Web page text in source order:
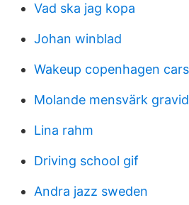
Vad ska jag kopa
Johan winblad
Wakeup copenhagen
Molande mensvärk
Lina rahm
Driving school gif
Andra jazz sweden